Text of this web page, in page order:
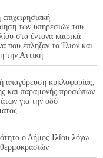
των υπηρεσιών του
στα έντονα καιρικά
που έπληξαν το Ίλιον και
την Αττική
απαγόρευση κυκλοφορίας,
και παραμονής προσώπων
για την οδό
ο Δήμος Ιλίου λόγω